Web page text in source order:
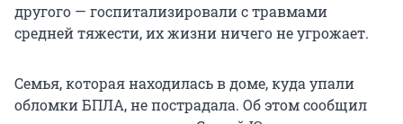
другого — госпитализировали с травмами
средней тяжести, их жизни ничего не угрожает.
Семья, которая находилась в доме, куда упали
обломки БПЛА, не пострадала. Об этом сообщил